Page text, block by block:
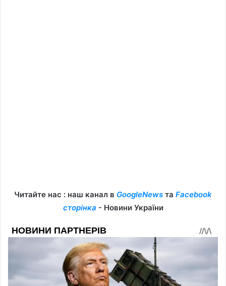
Читайте нас : наш канал в GoogleNews та Facebook
сторінка - Новини України